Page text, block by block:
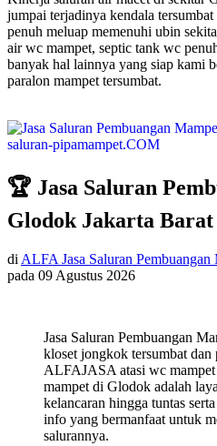
jumpai terjadinya kendala
penuh meluap memenuhi ubin
air wc mampet, septic tank wc
banyak hal lainnya yang siap kami
paralon mampet tersumbat.
🏆 Jasa Saluran
Glodok Jakarta
di ALFA Jasa Saluran
pada 09 Agustus 2026
Jasa Saluran Pembuangan
kloset jongkok tersumbat dan
ALFAJASA atasi wc mampet
mampet di Glodok adalah
kelancaran hingga tuntas
info yang bermanfaat untuk
salurannya.